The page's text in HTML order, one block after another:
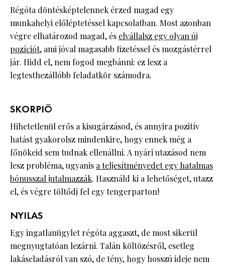
Régóta döntésképtelennek érzed magad egy
munkahelyi előléptetéssel kapcsolatban. Most azonban
végre elhatározod magad, és elvállalsz egy olyan új
pozíciót, ami jóval magasabb fizetéssel és mozgástérrel
jár. Hidd el, nem fogod megbánni: ez lesz a
legtesthezállóbb feladatkör számodra.
SKORPIÓ
Hihetetlenül erős a kisugárzásod, és annyira pozitív
hatást gyakorolsz mindenkire, hogy ennek még a
főnökeid sem tudnak ellenállni. A nyári utazásod nem
lesz probléma, ugyanis a teljesítményedet egy hatalmas
bónusszal jutalmazzák. Használd ki a lehetőséget, utazz
el, és végre töltődj fel egy tengerparton!
NYILAS
Egy ingatlanügylet régóta aggaszt, de most sikerül
megnyugtatóan lezárni. Talán költözésről, esetleg
lakáseladásról van szó, de tény, hogy hosszú ideje nem